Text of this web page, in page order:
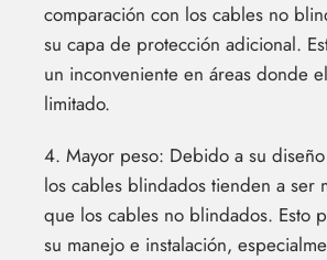
comparación con los cables no
su capa de protección adicional.
un inconveniente en áreas donde
limitado.
4. Mayor peso: Debido a su
los cables blindados tienden a ser
que los cables no blindados. Esto
su manejo e instalación,